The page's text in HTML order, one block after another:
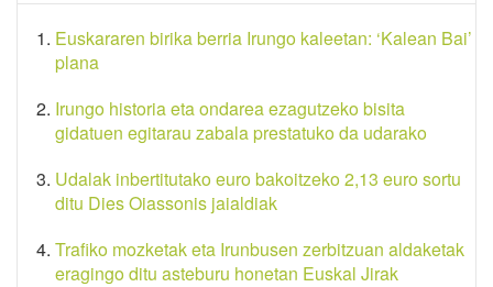
Euskararen birika berria Irungo kaleetan: ‘Kalean Bai’
plana
Irungo historia eta ondarea ezagutzeko bisita
gidatuen egitarau zabala prestatuko da udarako
Udalak inbertitutako euro bakoitzeko 2,13 euro sortu
ditu Dies Oiassonis jaialdiak
Trafiko mozketak eta Irunbusen zerbitzuan aldaketak
eragingo ditu asteburu honetan Euskal Jirak